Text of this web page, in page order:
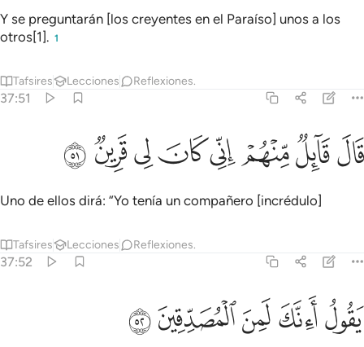
Y se preguntarán [los creyentes en el Paraíso] unos a los
otros[1]. 1
Tafsires Lecciones Reflexiones.
37:51
قال قايل منهم اني كان لي قرين ٥١
قَالَ قَآئِلٌۭ مِّنْهُمْ إِنِّى كَانَ لِى قَرِينٌۭ ٥١
ﳝﳞﳟﳠﳡﳢﳣﳤ
Uno de ellos dirá: “Yo tenía un compañero [incrédulo]
Tafsires Lecciones Reflexiones.
37:52
يقول اانك لمن المصدقين ٥٢
يَقُولُ أَءِنَّكَ لَمِنَ ٱلْمُصَدِّقِينَ ٥٢
ﱁﱂﱃﱄﱅ